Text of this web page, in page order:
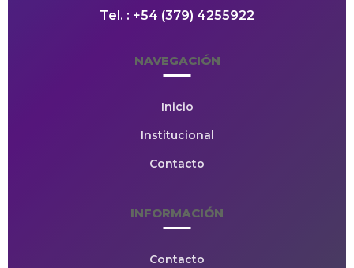
Tel. : +54 (379) 4255922
NAVEGACIÓN
Inicio
Institucional
Contacto
INFORMACIÓN
Contacto